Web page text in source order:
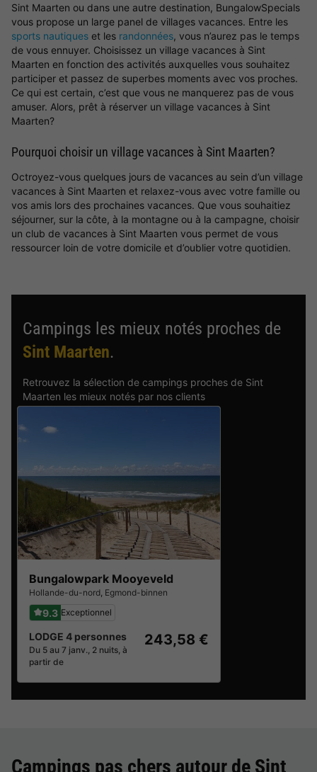
Sint Maarten ou dans une autre destination, BungalowSpecials
vous propose un large panel de villages vacances. Entre les
sports nautiques et les randonnées, vous n’aurez pas le temps
de vous ennuyer. Choisissez un village vacances à Sint
Maarten en fonction des activités auxquelles vous souhaitez
participer et passez de superbes moments avec vos proches.
Ce qui est certain, c’est que vous ne manquerez pas de vous
amuser. Alors, prêt à réserver un village vacances à Sint
Maarten?
Pourquoi choisir un village vacances à Sint Maarten?
Octroyez-vous quelques jours de vacances au sein d’un village
vacances à Sint Maarten et relaxez-vous avec votre famille ou
vos amis lors des prochaines vacances. Que vous souhaitiez
séjourner, sur la côte, à la montagne ou à la campagne, choisir
un club de vacances à Sint Maarten vous permet de vous
ressourcer loin de votre domicile et d’oublier votre quotidien.
Campings les mieux notés proches de
Sint Maarten.
Retrouvez la sélection de campings proches de Sint
Maarten les mieux notés par nos clients
Bungalowpark Mooyeveld
Hollande-du-nord, Egmond-binnen
9.3 Exceptionnel
LODGE 4 personnes
Du 5 au 7 janv., 2 nuits, à
partir de
243,58 €
Campings pas chers autour de Sint